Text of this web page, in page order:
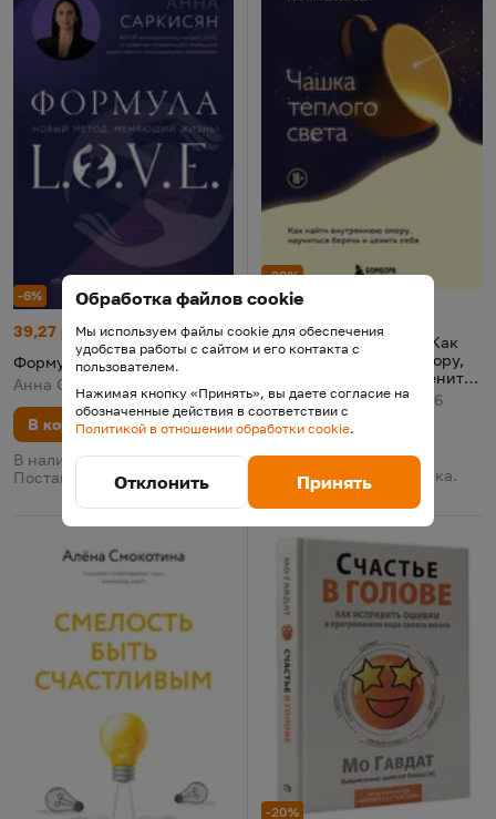
-6%
Формула L.O.V.E.
Цена:
39,27 р.
Старая цена:
41,78
Формула L.O.V.E.
Анна Саркисян, 2025
В корзину
В наличии у поставщика.
Поставка 12 августа
-20%
Чашка теплого света. Как
Цена:
26,18 р.
Старая цена:
Чашка теплого света. Как
найти внутреннюю опору,
научиться беречь и ценить
себя
Марита Захарова, 2026
В корзину
В наличии у поставщика.
Поставка 12 августа
-20%
Обработка файлов cookie
Мы используем файлы cookie для обеспечения
удобства работы с сайтом и его контакта с
пользователем.
Нажимая кнопку «Принять», вы даете согласие на
обозначенные действия в соответствии с
Политикой в отношении обработки cookie.
Отклонить Принять